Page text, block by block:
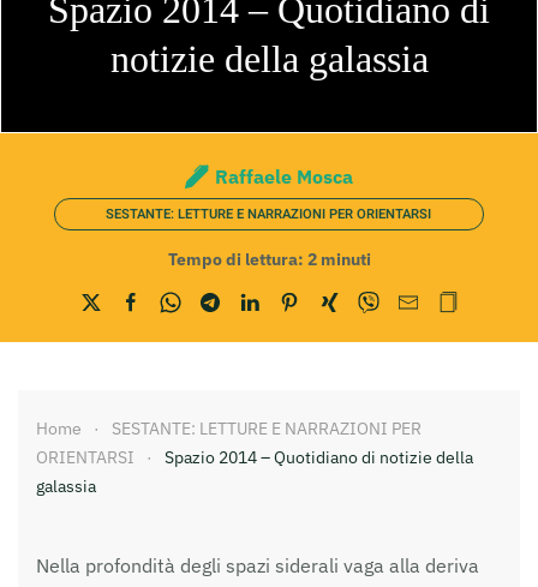
Spazio 2014 – Quotidiano di
notizie della galassia
Raffaele Mosca
SESTANTE: LETTURE E NARRAZIONI PER ORIENTARSI
Tempo di lettura: 2 minuti
Home
SESTANTE: LETTURE E NARRAZIONI PER
ORIENTARSI
Spazio 2014 – Quotidiano di notizie della
galassia
Nella profondità degli spazi siderali vaga alla deriva